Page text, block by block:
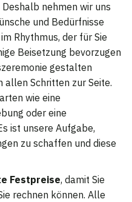
nehmen wir uns
und Bedürfnisse
Rhythmus, der für Sie
Beisetzung bevorzugen
gestalten
allen Schritten zur Seite.
wie eine
oder eine
ist unsere Aufgabe,
zu schaffen und diese
Festpreise, damit Sie
rechnen können. Alle